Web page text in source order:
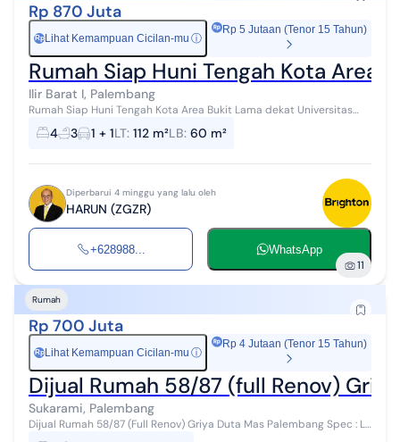
Rp 870 Juta
Rp Lihat Kemampuan Cicilan-mu ⓘ
Rp 5 Jutaan (Tenor 15 Tahun)
Rumah Siap Huni Tengah Kota Area
Ilir Barat I, Palembang
Rumah Siap Huni Tengah Kota Area Bukit Lama dekat Universitas
Sriwijaya Palembang SMAN 1 SMAN 10 SMK 3 Pasar Padang selasa
Row jalan 1 mobil Lingku...
4 3 1 + 1LT: 112 m²LB: 60 m²
Diperbarui 4 minggu yang lalu oleh
HARUN (ZGZR)
+628988... WhatsApp
11
Rumah
Rp 700 Juta
Rp Lihat Kemampuan Cicilan-mu ⓘ
Rp 4 Jutaan (Tenor 15 Tahun)
Dijual Rumah 58/87 (full Renov)
Sukarami, Palembang
Dijual Rumah 58/87 (Full Renov) Griya Duta Mas Palembang Spec : LT